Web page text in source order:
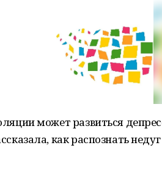
может развиться
как распознать недуг